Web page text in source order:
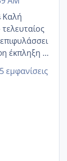
Καλή
έκπληξη 🧿
εμφανίσεις